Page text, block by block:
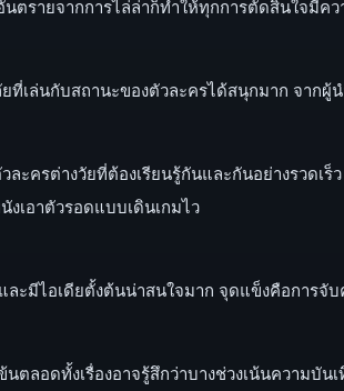
ตรายจากการไล่ล่าก็ทำให้ทุกการตัดสินใจมี
เล่นกับสถานะของตัวละครได้สนุกมาก จาก
ครต่างวัยที่ต้องเรียนรู้กันและกันอย่างรวดเ
เอาตัวรอดแบบเดินเกมไว
มีไอเดียตั้งต้นน่าสนใจมาก จุดแข็งคือการจั
ตลอดทั้งเรื่องอาจรู้สึกว่าบางช่วงเน้นความบั